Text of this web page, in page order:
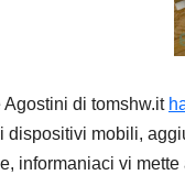
Agostini di tomshw.it
dispositivi mobili,
informaniaci vi